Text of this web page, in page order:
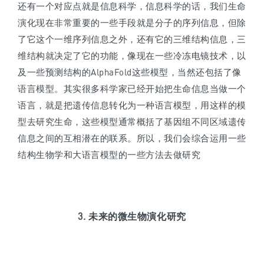
还有一个对应点就是信息科学，信息科学的话，我们生命
演化现在非常重要的一些手段就是分子的序列信息，但除
了它这个一维序列信息之外，还有它的三维结构信息，三
维结构就决定了它的功能，像现在一些冷冻电镜技术，以
及一些预测结构的AlphaFold这些模型，当然还包括了像
语言模型。其实很多科学家已经开始把生命信息当做一个
语言，就是把遗传信息转化为一种语言模型，用这样的模
型去研究生命，这些模型通常概括了基因组不同区域遗传
信息之间的互相潜在的联系。所以，我们会综合运用一些
结构生物学和大语言模型的一些方法去做研究
3. 未来的微生物演化研究